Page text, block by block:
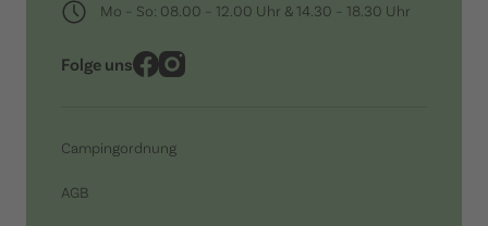
Mo – So: 08.00 – 12.00 Uhr & 14.30 – 18.30 Uhr
Folge uns
Campingordnung
AGB